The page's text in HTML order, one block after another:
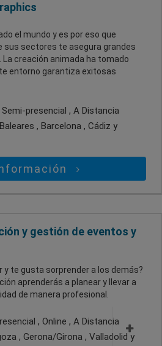
el mundo y es por eso que
sus sectores te asegura grandes
creación animada ha tomado
entorno garantiza exitosas
Semi-presencial , A Distancia
, Barcelona , Cádiz y
y gestión de eventos y
y te gusta sorprender a los demás?
aprenderás a planear y llevar a
de manera profesional.
, Online , A Distancia
, Gerona/Girona , Valladolid y